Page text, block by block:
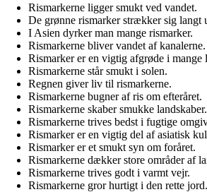
Rismarkerne ligger smukt ved vandet.
De grønne rismarker strækker sig langt
I Asien dyrker man mange rismarker.
Rismarkerne bliver vandet af kanalerne.
Rismarker er en vigtig afgrøde i mange
Rismarkerne står smukt i solen.
Regnen giver liv til rismarkerne.
Rismarkerne bugner af ris om efteråret.
Rismarkerne skaber smukke landskaber.
Rismarkerne trives bedst i fugtige
Rismarker er en vigtig del af asiatisk
Rismarker er et smukt syn om foråret.
Rismarkerne dækker store områder af
Rismarkerne trives godt i varmt vejr.
Rismarkerne gror hurtigt i den rette jord.